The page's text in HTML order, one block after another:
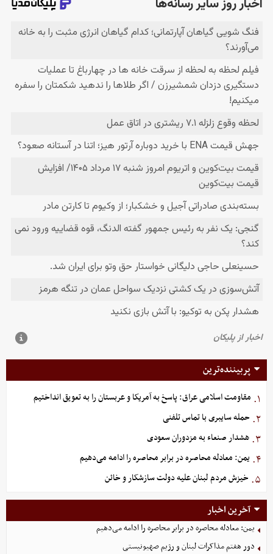
پربیننده‌ترین
۱. مقاومت اسلامی عراق: پاسخ به آمریکا و عربستان را به تعویق انداختیم
۲. حمله سایبری با تماس تلفنی
۳. هشدار صنعاء به مزدوران سعودی
۴. یمن: معادله محاصره در برابر محاصره را ادامه می‌دهیم
۵. خیزش مردم لبنان علیه دولت سازشکار و خائن
آخرین اخبار
یمن: معادله محاصره در برابر محاصره را ادامه می‌دهیم
دور هفتم مذاکرات لبنان و رژیم صهیونیستی